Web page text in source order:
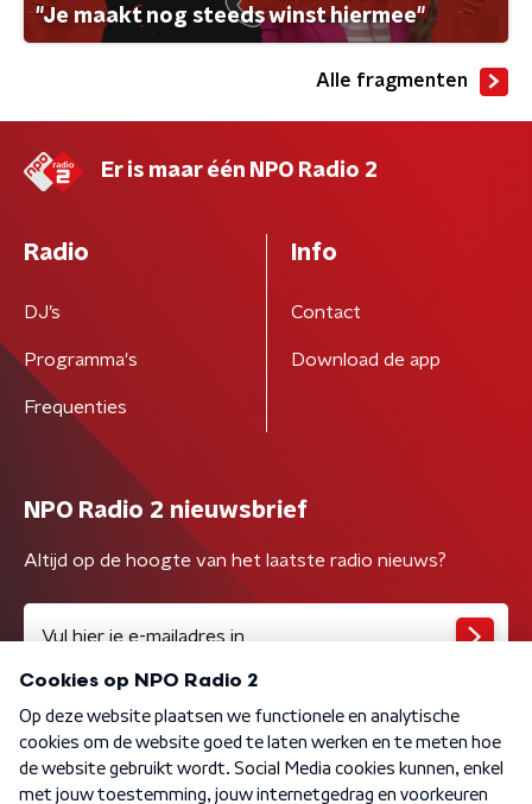
"Je maakt nog steeds winst hiermee"
Alle fragmenten
Er is maar één NPO Radio 2
Radio
DJ’s
Programma's
Frequenties
Info
Contact
Download de app
NPO Radio 2 nieuwsbrief
Altijd op de hoogte van het laatste radio nieuws?
Algemene voorwaarden